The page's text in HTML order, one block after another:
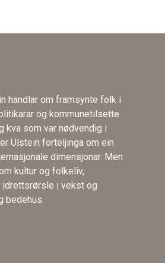
handlar om framsynte folk i
og kommunetilsette
kva som var nødvendig i
Ulstein forteljinga om ein
dimensjonar. Men
kultur og folkeliv,
idrettsrørsle i vekst og
bedehus.